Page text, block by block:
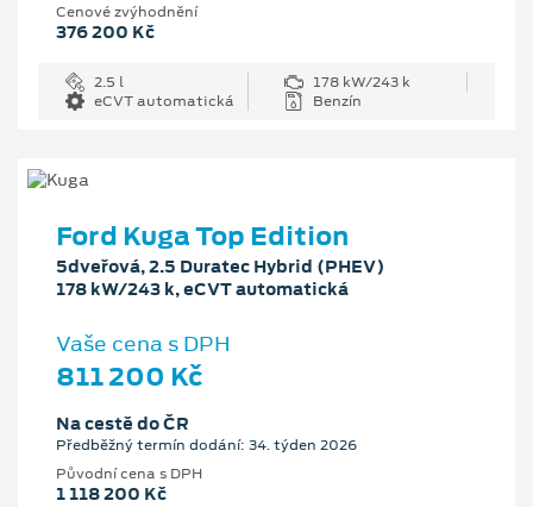
Cenové zvýhodnění
376 200 Kč
2.5 l
178 kW/243 k
eCVT automatická
Benzín
Ford Kuga Top Edition
5dveřová, 2.5 Duratec Hybrid (PHEV)
178 kW/243 k, eCVT automatická
Vaše cena s DPH
811 200 Kč
Na cestě do ČR
Předběžný termín dodání: 34. týden 2026
Původní cena s DPH
1 118 200 Kč